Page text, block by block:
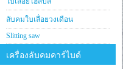
ลับคมใบเลื่อยวงเดือน
Slitting saw
เครื่องลับคมคาร์ไบด์